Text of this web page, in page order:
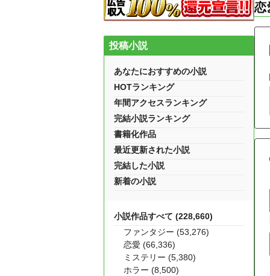
恋
投稿小説
あなたにおすすめの小説
HOTランキング
年間アクセスランキング
完結小説ランキング
書籍化作品
最近更新された小説
完結した小説
新着の小説
小説作品すべて (228,660)
ファンタジー (53,276)
恋愛 (66,336)
ミステリー (5,380)
ホラー (8,500)